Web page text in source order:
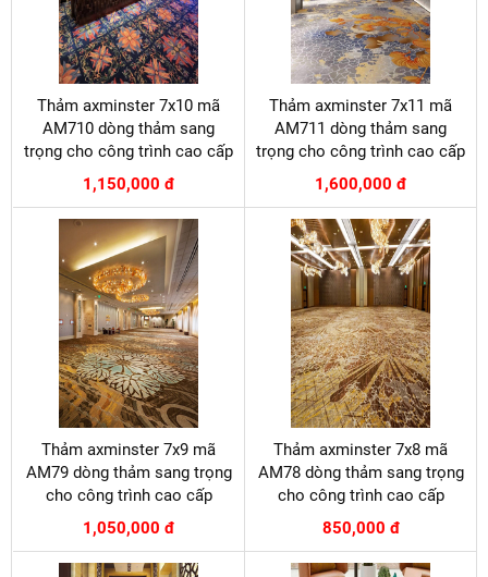
Thảm axminster 7x10 mã
AM710 dòng thảm sang
trọng cho công trình cao cấp
1,150,000 đ
Thảm axminster 7x11 mã
AM711 dòng thảm sang
trọng cho công trình cao cấp
1,600,000 đ
Thảm axminster 7x9 mã
AM79 dòng thảm sang trọng
cho công trình cao cấp
1,050,000 đ
Thảm axminster 7x8 mã
AM78 dòng thảm sang trọng
cho công trình cao cấp
850,000 đ